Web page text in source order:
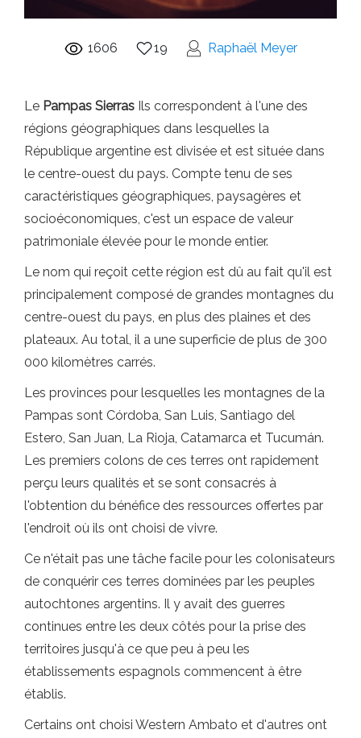
1606 19 Raphaël Meyer
Le Pampas Sierras Ils correspondent à l'une des
régions géographiques dans lesquelles la
République argentine est divisée et est située dans
le centre-ouest du pays. Compte tenu de ses
caractéristiques géographiques, paysagères et
socioéconomiques, c'est un espace de valeur
patrimoniale élevée pour le monde entier.
Le nom qui reçoit cette région est dû au fait qu'il est
principalement composé de grandes montagnes du
centre-ouest du pays, en plus des plaines et des
plateaux. Au total, il a une superficie de plus de 300
000 kilomètres carrés.
Les provinces pour lesquelles les montagnes de la
Pampas sont Córdoba, San Luis, Santiago del
Estero, San Juan, La Rioja, Catamarca et Tucumán.
Les premiers colons de ces terres ont rapidement
perçu leurs qualités et se sont consacrés à
l'obtention du bénéfice des ressources offertes par
l'endroit où ils ont choisi de vivre.
Ce n'était pas une tâche facile pour les colonisateurs
de conquérir ces terres dominées par les peuples
autochtones argentins. Il y avait des guerres
continues entre les deux côtés pour la prise des
territoires jusqu'à ce que peu à peu les
établissements espagnols commencent à être
établis.
Certains ont choisi Western Ambato et d'autres ont